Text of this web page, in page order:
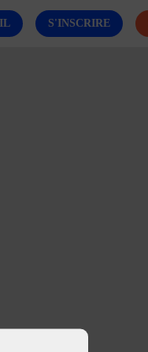
S'INSCRIRE